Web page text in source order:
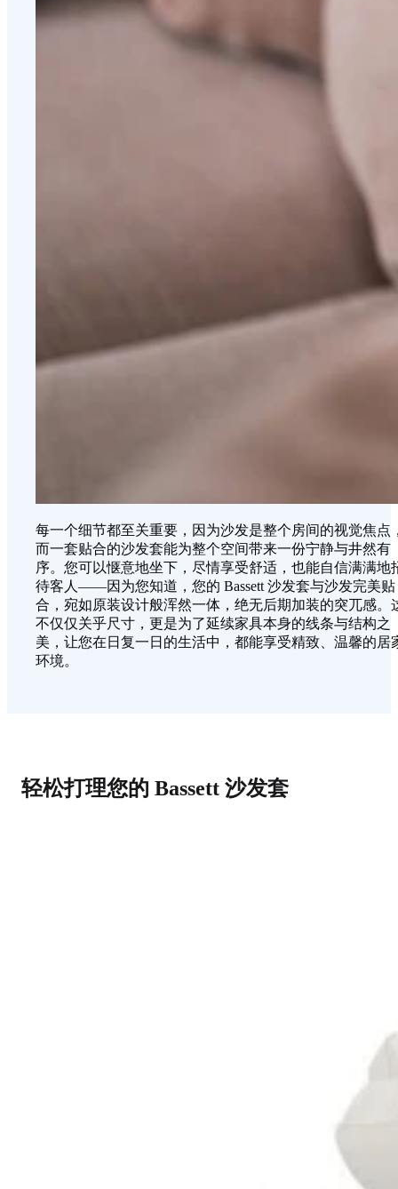
每一个细节都至关重要，因为沙发是整个房间的视觉焦点
而一套贴合的沙发套能为整个空间带来一份宁静与井然有
序。您可以惬意地坐下，尽情享受舒适，也能自信满满地
待客人——因为您知道，您的 Bassett 沙发套与沙发完美贴
合，宛如原装设计般浑然一体，绝无后期加装的突兀感。
不仅仅关乎尺寸，更是为了延续家具本身的线条与结构之
美，让您在日复一日的生活中，都能享受精致、温馨的居
环境。
轻松打理您的 Bassett 沙发套